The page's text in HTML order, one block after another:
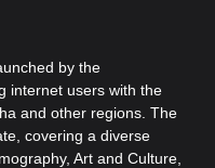
by the
internet users with the
and other regions. The
covering a diverse
Art and Culture,